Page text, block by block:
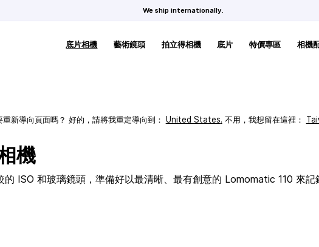
We ship internationally.
底片相機 藝術鏡頭 拍立得相機 底片 特價專區 相機
重新導向頁面嗎？ 好的，請將我重定導向到： United States. 不用，我想留在這裡：
機
ISO 和玻璃鏡頭，準備好以最清晰、最有創意的 Lomomatic 110 來記